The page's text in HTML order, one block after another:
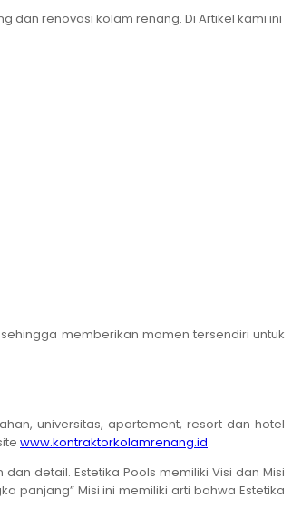
renovasi kolam renang. Di Artikel kami ini
memberikan momen tersendiri untuk
universitas, apartement, resort dan hotel
www.kontraktorkolamrenang.id
detail. Estetika Pools memiliki Visi dan Misi
panjang” Misi ini memiliki arti bahwa Estetika